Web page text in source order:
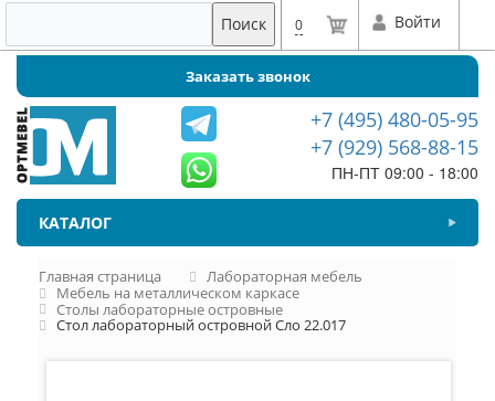
Поиск 0 Войти
Заказать звонок
+7 (495) 480-05-95
+7 (929) 568-88-15
ПН-ПТ 09:00 - 18:00
КАТАЛОГ
Главная страница
Лабораторная мебель
Мебель на металлическом каркасе
Столы лабораторные островные
Стол лабораторный островной Сло 22.017